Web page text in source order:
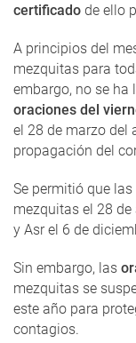
certificado de ello
A principios del
mezquitas para
embargo, no se ha
oraciones del
el 28 de marzo del
propagación del
Se permitió que
mezquitas el 28
y Asr el 6 de
Sin embargo, las
mezquitas se
este año para
contagios.